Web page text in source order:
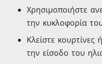
Χρησιμοποιήστε
την κυκλοφορία
Κλείστε
την είσοδο του